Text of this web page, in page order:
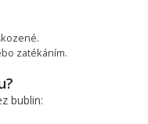
zatékáním.
bublin: